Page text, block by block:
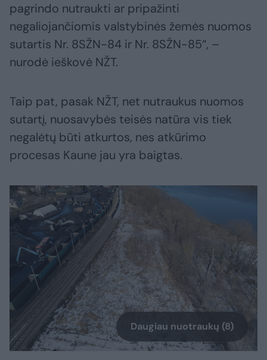
pagrindo nutraukti ar pripažinti
negaliojančiomis valstybinės žemės nuomos
sutartis Nr. 8SŽN-84 ir Nr. 8SŽN-85“, –
nurodė ieškovė NŽT.
Taip pat, pasak NŽT, net nutraukus nuomos
sutartį, nuosavybės teisės natūra vis tiek
negalėtų būti atkurtos, nes atkūrimo
procesas Kaune jau yra baigtas.
Daugiau nuotraukų (8)